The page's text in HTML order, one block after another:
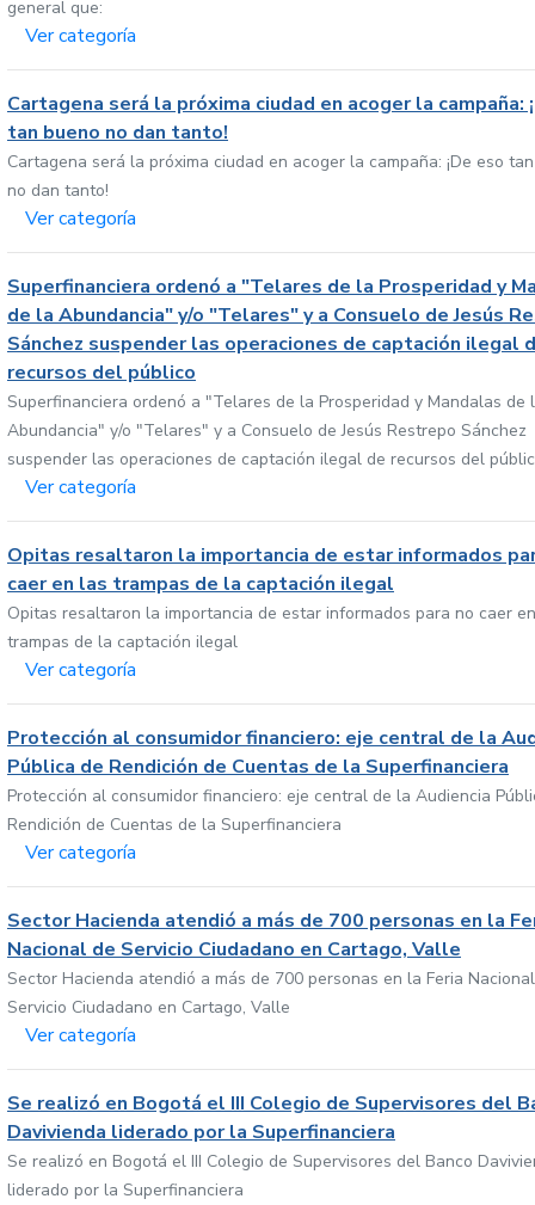
general que:
Ver categoría
Cartagena será la próxima ciudad en acoger la campaña:
tan bueno no dan tanto!
Cartagena será la próxima ciudad en acoger la campaña: ¡De eso
no dan tanto!
Ver categoría
Superfinanciera ordenó a "Telares de la Prosperidad y
de la Abundancia" y/o "Telares" y a Consuelo de Jesús
Sánchez suspender las operaciones de captación ilegal
recursos del público
Superfinanciera ordenó a "Telares de la Prosperidad y Mandalas de
Abundancia" y/o "Telares" y a Consuelo de Jesús Restrepo Sánchez
suspender las operaciones de captación ilegal de recursos del
Ver categoría
Opitas resaltaron la importancia de estar informados
caer en las trampas de la captación ilegal
Opitas resaltaron la importancia de estar informados para no caer
trampas de la captación ilegal
Ver categoría
Protección al consumidor financiero: eje central de la
Pública de Rendición de Cuentas de la Superfinanciera
Protección al consumidor financiero: eje central de la Audiencia
Rendición de Cuentas de la Superfinanciera
Ver categoría
Sector Hacienda atendió a más de 700 personas en la
Nacional de Servicio Ciudadano en Cartago, Valle
Sector Hacienda atendió a más de 700 personas en la Feria
Servicio Ciudadano en Cartago, Valle
Ver categoría
Se realizó en Bogotá el III Colegio de Supervisores del
Davivienda liderado por la Superfinanciera
Se realizó en Bogotá el III Colegio de Supervisores del Banco
liderado por la Superfinanciera